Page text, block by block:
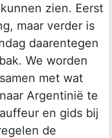
zien. Eerst
maar verder is
daarentegen
We worden
met wat
Argentinië te
en gids bij
de